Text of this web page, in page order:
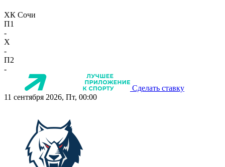
ХК Сочи
П1
-
X
-
П2
-
Сделать ставку
11 сентября 2026, Пт, 00:00